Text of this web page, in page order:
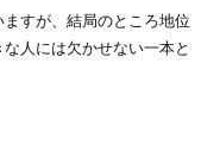
すが、結局のところ地位
人には欠かせない一本と